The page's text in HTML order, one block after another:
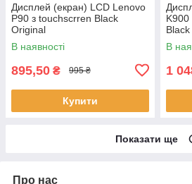
Дисплей (екран) LCD Lenovo
P90 з touchscrren Black
Original
В наявності
895,50 ₴ 995 ₴
Купити
K900
В
1
Показати ще
Про нас